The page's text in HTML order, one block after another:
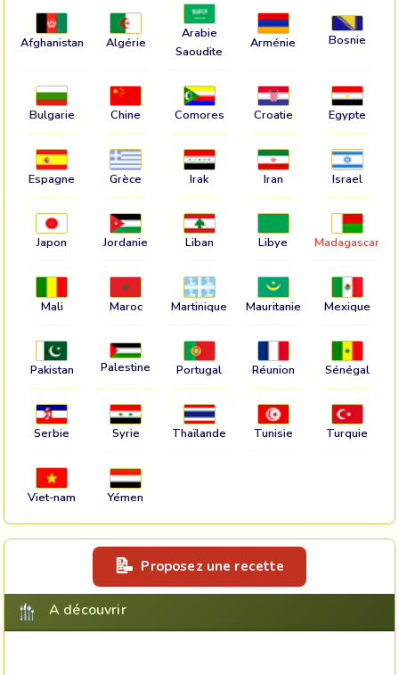
Afghanistan Algérie
Arabie
Saoudite
Arménie Bosnie
Bulgarie Chine Comores Croatie Egypte
Espagne Grèce Irak Iran Israel
Japon Jordanie Liban Libye Madagascar
Mali Maroc Martinique Mauritanie Mexique
Pakistan Palestine Portugal Réunion Sénégal
Serbie Syrie Thaïlande Tunisie Turquie
Viet-nam Yémen
Proposez une recette
A découvrir